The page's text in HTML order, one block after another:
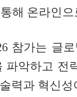
해 온라인
참가는 글
파악하고 전
력과 혁신